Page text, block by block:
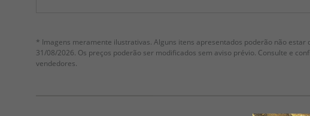
* Imagens meramente ilustrativas. Alguns itens apresentados poderão não estar
31/08/2026. Os preços poderão ser modificados sem aviso prévio. Consulte e
vendedores.